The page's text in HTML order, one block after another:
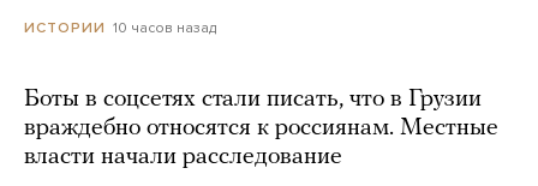
ИСТОРИИ 10 часов назад
Боты в соцсетях стали писать, что в Грузии
враждебно относятся к россиянам. Местные
власти начали расследование